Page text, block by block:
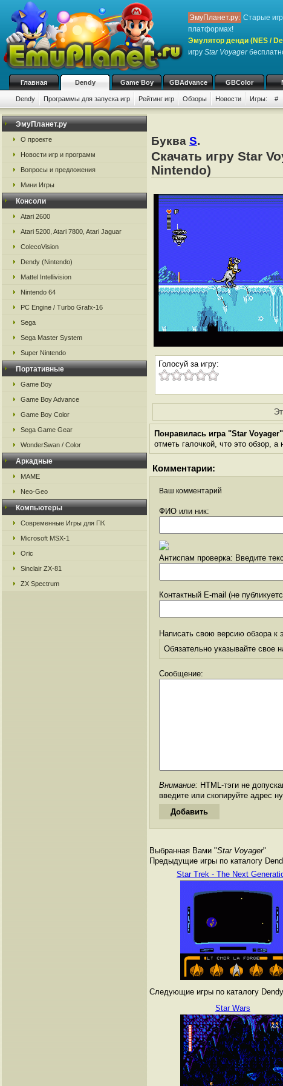
ЭмуПланет.ру: Старые
платформах!
Эмулятор денди (NES /
игру Star Voyager
Главная Dendy Game Boy GBAdvance GBColor
Dendy Программы для запуска игр Рейтинг игр Обзоры Новости Игры: #
ЭмуПланет.ру
О проекте
Новости игр и программ
Вопросы и предложения
Мини Игры
Консоли
Atari 2600
Atari 5200, Atari 7800, Atari Jaguar
ColecoVision
Dendy (Nintendo)
Mattel Intellivision
Nintendo 64
PC Engine / Turbo Grafx-16
Sega
Sega Master System
Super Nintendo
Портативные
Game Boy
Game Boy Advance
Game Boy Color
Sega Game Gear
WonderSwan / Color
Аркадные
MAME
Neo-Geo
Компьютеры
Современные Игры для ПК
Microsoft MSX-1
Oric
Sinclair ZX-81
ZX Spectrum
Буква S.
Скачать игру Star
Nintendo)
Голосуй за игру:
Понравилась игра "Star
отметь галочкой, что это обзор, а
Комментарии:
Ваш комментарий
ФИО или ник:
Антиспам проверка: Введите
Контактный E-mail (не
Написать свою версию обзора к
Обязательно указывайте свое
Сообщение:
Внимание: HTML-тэги не
введите или скопируйте адрес
Выбранная Вами "Star Voyager"
Предыдущие игры по каталогу
Star Trek - The Next
Следующие игры по каталогу
Star Wars